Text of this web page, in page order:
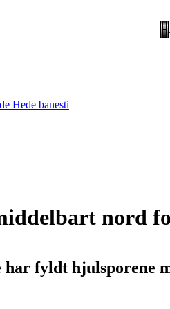
Hede banesti
nord
har fyldt hjulsporene